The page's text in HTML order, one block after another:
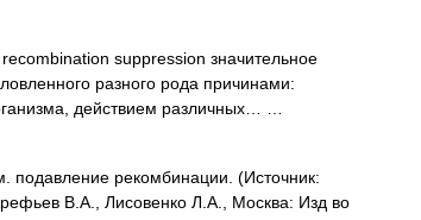
suppression значительное
разного рода причинами:
действием различных… …
рекомбинации. (Источник:
В.А., Лисовенко Л.А., Москва: Изд во